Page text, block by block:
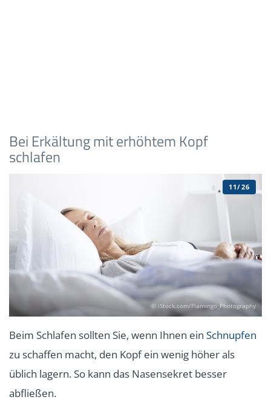
Bei Erkältung mit erhöhtem Kopf
schlafen
© iStock.com/Flamingo_Photography
11/26
Beim Schlafen sollten Sie, wenn Ihnen ein Schnupfen
zu schaffen macht, den Kopf ein wenig höher als
üblich lagern. So kann das Nasensekret besser
abfließen.